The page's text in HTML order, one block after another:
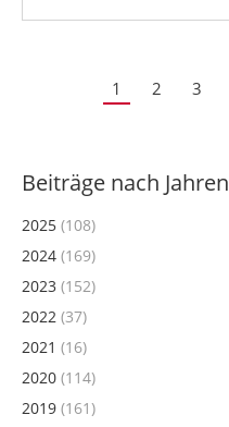
1 2 3
Beiträge nach Jahren
2025 (108)
2024 (169)
2023 (152)
2022 (37)
2021 (16)
2020 (114)
2019 (161)